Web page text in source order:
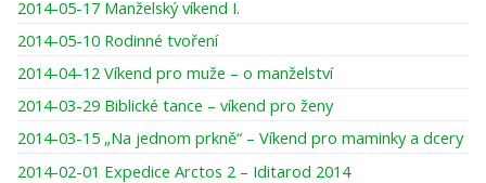
2014-05-17 Manželský víkend I.
2014-05-10 Rodinné tvoření
2014-04-12 Víkend pro muže – o manželství
2014-03-29 Biblické tance – víkend pro ženy
2014-03-15 „Na jednom prkně“ – Víkend pro maminky a dcery
2014-02-01 Expedice Arctos 2 – Iditarod 2014